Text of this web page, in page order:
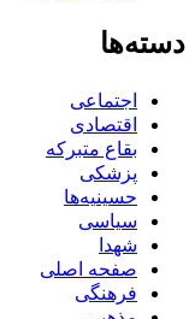
دسته‌ها
اجتماعی
اقتصادی
بقاع متبرکه
پزشکی
حسینیه‌ها
سیاسی
شهدا
صفحه اصلی
فرهنگی